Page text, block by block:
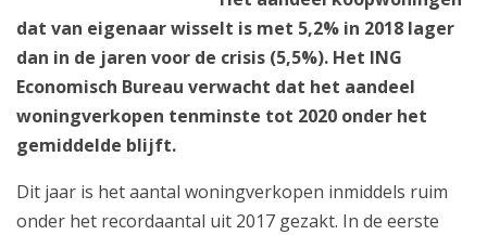
dat van eigenaar wisselt is met 5,2% in 2018 lager
dan in de jaren voor de crisis (5,5%). Het ING
Economisch Bureau verwacht dat het aandeel
woningverkopen tenminste tot 2020 onder het
gemiddelde blijft.
Dit jaar is het aantal woningverkopen inmiddels ruim
onder het recordaantal uit 2017 gezakt. In de eerste